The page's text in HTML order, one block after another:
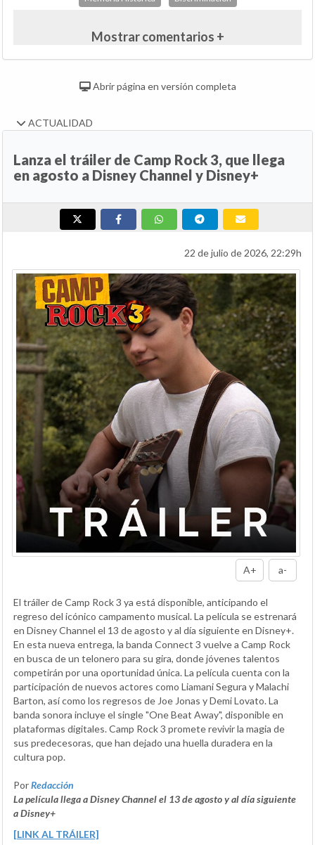
Mostrar comentarios +
Abrir página en versión completa
ACTUALIDAD
Lanza el tráiler de Camp Rock 3, que llega
en agosto a Disney Channel y Disney+
22 de julio de 2026, 22:29h
A+ a-
El tráiler de Camp Rock 3 ya está disponible, anticipando el
regreso del icónico campamento musical. La película se estrenará
en Disney Channel el 13 de agosto y al día siguiente en Disney+.
En esta nueva entrega, la banda Connect 3 vuelve a Camp Rock
en busca de un telonero para su gira, donde jóvenes talentos
competirán por una oportunidad única. La película cuenta con la
participación de nuevos actores como Liamani Segura y Malachi
Barton, así como los regresos de Joe Jonas y Demi Lovato. La
banda sonora incluye el single "One Beat Away", disponible en
plataformas digitales. Camp Rock 3 promete revivir la magia de
sus predecesoras, que han dejado una huella duradera en la
cultura pop.
PorRedacción
La película llega a Disney Channel el 13 de agosto y al día siguiente
a Disney+
[LINK AL TRÁILER]